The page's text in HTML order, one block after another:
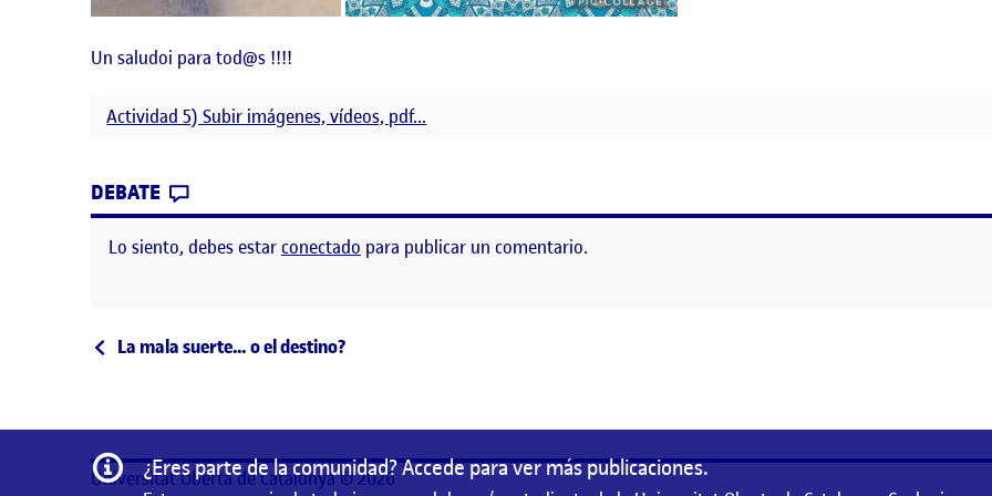
Un saludoi para tod@s !!!!
Actividad 5) Subir imágenes, vídeos, pdf...
DEBATE
Lo siento, debes estarconectado para publicar un comentario.
Navegación de entradas
Entrada anterior
La mala suerte… o el destino?
Información
¿Eres parte de la comunidad? Accede para ver más publicaciones.
Universitat Oberta de Catalunya © 2026